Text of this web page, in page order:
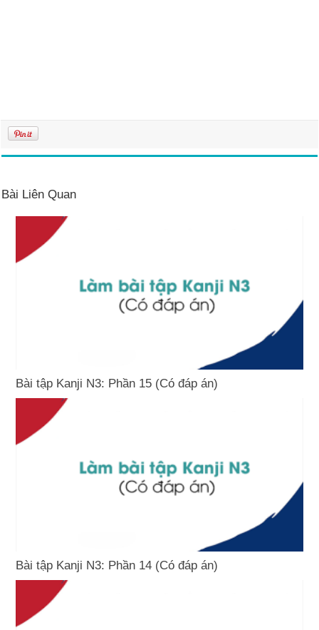
Bài Liên Quan
Bài tập Kanji N3: Phần 15 (Có đáp án)
Bài tập Kanji N3: Phần 14 (Có đáp án)